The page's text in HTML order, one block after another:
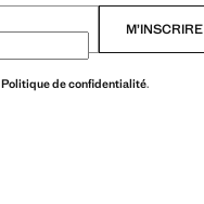
M’INSCRIRE
Politique de confidentialité.